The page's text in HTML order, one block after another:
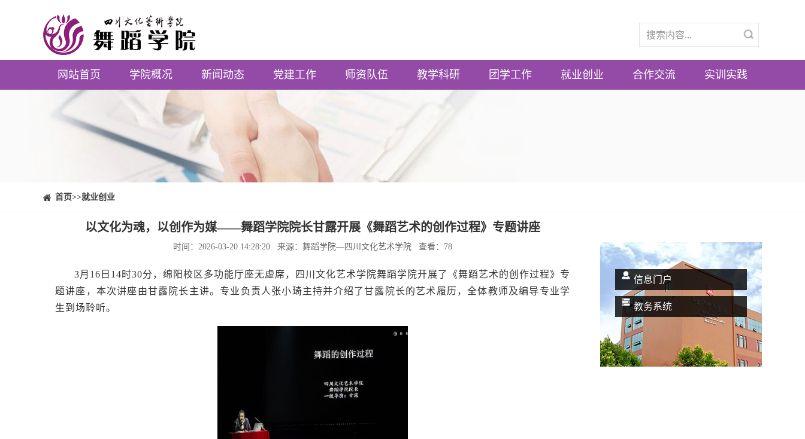
网站首页 学院概况 新闻动态 党建工作 师资队伍 教学科研 团学工作 就业创业 合作交流 实训实践
⠀⠀首页>>就业创业
以文化为魂，以创作为媒——舞蹈学院院长甘露开展《舞蹈艺术的创作过程》专题讲座
时间：2026-03-20 14:28:20 来源：舞蹈学院—四川文化艺术学院 查看： 78
3月16日14时30分，绵阳校区多功能厅座无虚席，四川文化艺术学院舞蹈学院开展了《舞蹈艺术的创作过程》专
题讲座，本次讲座由甘露院长主讲。专业负责人张小琦主持并介绍了甘露院长的艺术履历，全体教师及编导专业学
生到场聆听。
信息门户
教务系统